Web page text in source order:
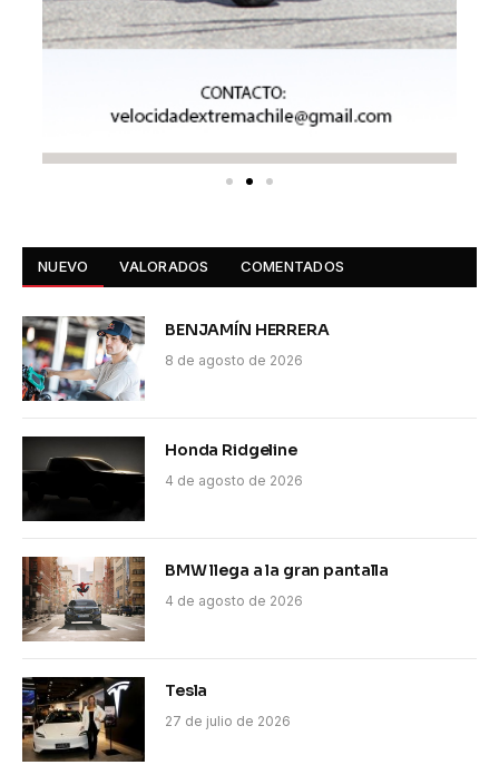
NUEVO VALORADOS COMENTADOS
BENJAMÍN HERRERA
8 de agosto de 2026
Honda Ridgeline
4 de agosto de 2026
BMW llega a la gran pantalla
4 de agosto de 2026
Tesla
27 de julio de 2026